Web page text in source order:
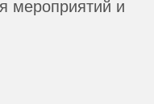
мероприятий и